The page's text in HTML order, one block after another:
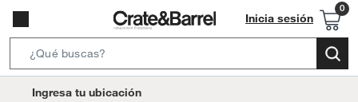
Inicia sesión
e
Ingresa tu ubicación